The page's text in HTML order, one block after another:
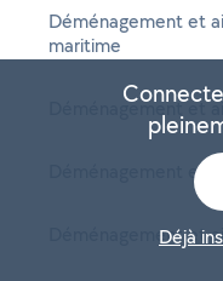
Déménagement et
maritime
Déménagement et
Déménagement et
Déménagement et
Déjà